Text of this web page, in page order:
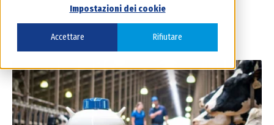
Impostazioni dei cookie
Accettare Rifiutare
All